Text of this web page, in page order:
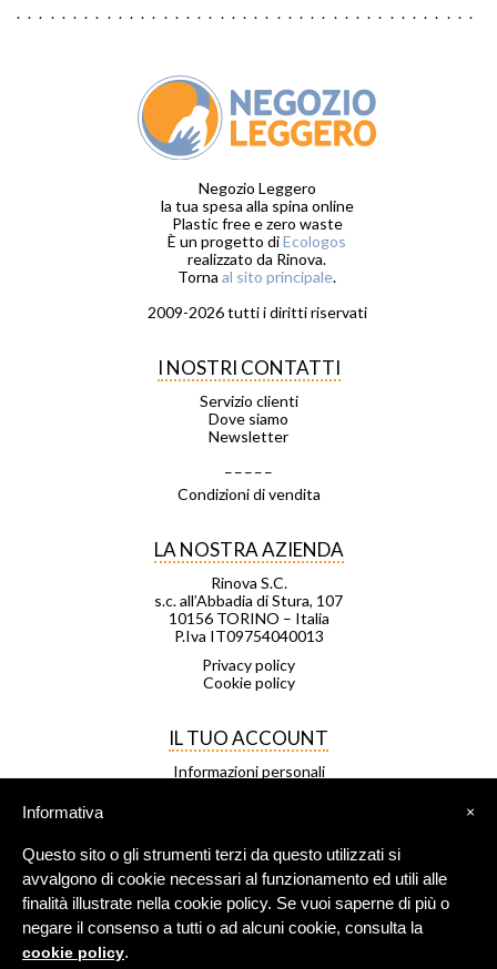
Negozio Leggero
la tua spesa alla spina online
Plastic free e zero waste
È un progetto diEcologos
realizzato da Rinova.
Torna al sito principale.
2009-2026 tutti i diritti riservati
I NOSTRI CONTATTI
Servizio clienti
Dove siamo
Newsletter
Condizioni di vendita
LA NOSTRA AZIENDA
Rinova S.C.
s.c. all’Abbadia di Stura, 107
10156 TORINO – Italia
P.Iva IT09754040013
Privacy policy
Cookie policy
IL TUO ACCOUNT
Informazioni personali
Le mie liste di desideri
I miei avvisi
FRANCHISING
×
Informativa
Questo sito o gli strumenti terzi da questo utilizzati si
avvalgono di cookie necessari al funzionamento ed utili alle
finalità illustrate nella cookie policy. Se vuoi saperne di più o
negare il consenso a tutti o ad alcuni cookie, consulta la
cookie policy.